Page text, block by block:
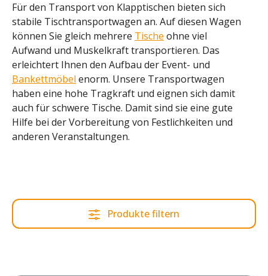
Für den Transport von Klapptischen bieten sich
stabile Tischtransportwagen an. Auf diesen Wagen
können Sie gleich mehrere Tische ohne viel
Aufwand und Muskelkraft transportieren. Das
erleichtert Ihnen den Aufbau der Event- und
Bankettmöbel enorm. Unsere Transportwagen
haben eine hohe Tragkraft und eignen sich damit
auch für schwere Tische. Damit sind sie eine gute
Hilfe bei der Vorbereitung von Festlichkeiten und
anderen Veranstaltungen.
Produkte filtern